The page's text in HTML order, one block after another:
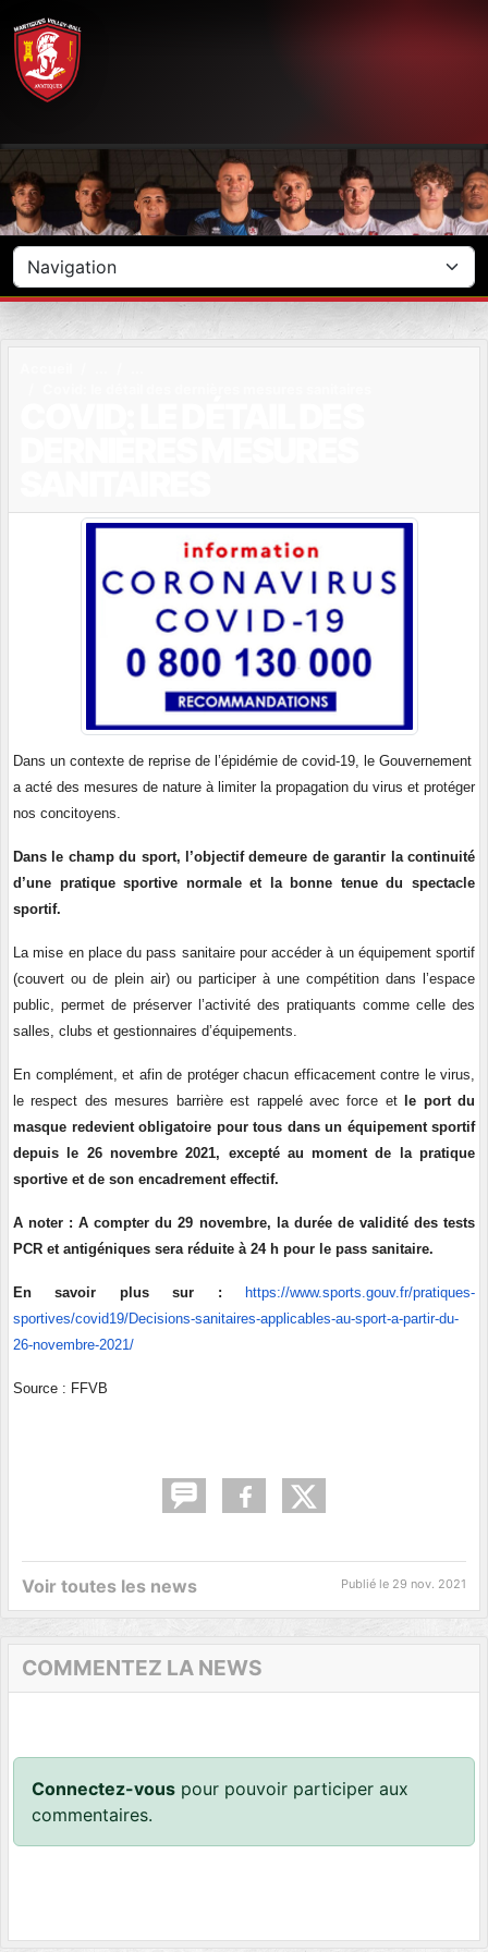
Dans un contexte de reprise de l’épidémie de covid-19, le Gouvernement
a acté des mesures de nature à limiter la propagation du virus et protéger
nos concitoyens.
Dans le champ du sport, l’objectif demeure de garantir la continuité
d’une pratique sportive normale et la bonne tenue du spectacle
sportif.
La mise en place du pass sanitaire pour accéder à un équipement sportif
(couvert ou de plein air) ou participer à une compétition dans l’espace
public, permet de préserver l’activité des pratiquants comme celle des
salles, clubs et gestionnaires d’équipements.
En complément, et afin de protéger chacun efficacement contre le virus,
le respect des mesures barrière est rappelé avec force et le port du
masque redevient obligatoire pour tous dans un équipement sportif
depuis le 26 novembre 2021, excepté au moment de la pratique
sportive et de son encadrement effectif.
A noter : A compter du 29 novembre, la durée de validité des tests
PCR et antigéniques sera réduite à 24 h pour le pass sanitaire.
En savoir plus sur : https://www.sports.gouv.fr/pratiques-
sportives/covid19/Decisions-sanitaires-applicables-au-sport-a-partir-du-
26-novembre-2021/
Source : FFVB
Voir toutes les news Publié le 29 nov. 2021
COMMENTEZ LA NEWS
Connectez-vous pour pouvoir participer aux
commentaires.
Panneau de gestion des cookies